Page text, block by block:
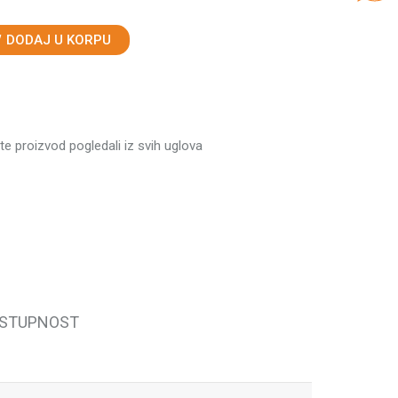
DODAJ U KORPU
proizvod pogledali iz svih uglova